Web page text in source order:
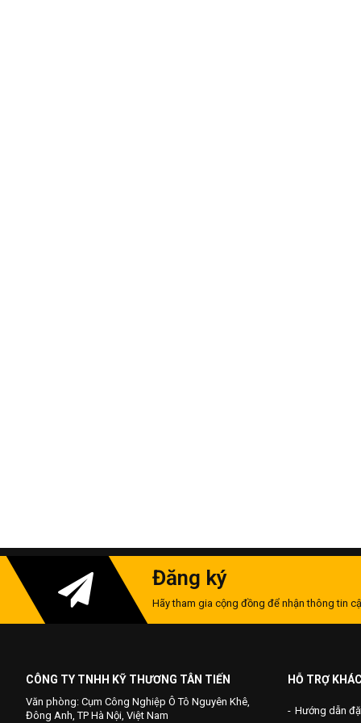
Đăng ký
Hãy tham gia cộng đồng để nhận thông tin
CÔNG TY TNHH KỸ THƯƠNG TÂN TIẾN
Văn phòng: Cụm Công Nghiệp Ô Tô Nguyên Khê,
Đông Anh, TP Hà Nội, Việt Nam
HỖ TRỢ
Hướng dẫn